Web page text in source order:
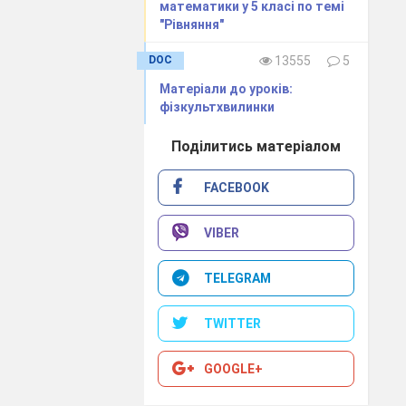
математики у 5 класі по темі
"Рівняння"
DOC 13555
5
Матеріали до уроків:
фізкультхвилинки
Поділитись матеріалом
FACEBOOK
VIBER
TELEGRAM
TWITTER
GOOGLE+